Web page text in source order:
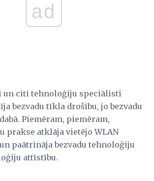
ad
citi tehnoloģiju speciālisti
bezvadu tīkla drošību, jo bezvadu
Piemēram, piemēram,
prakse atklāja vietējo WLAN
paātrināja bezvadu tehnoloģiju
attīstību.